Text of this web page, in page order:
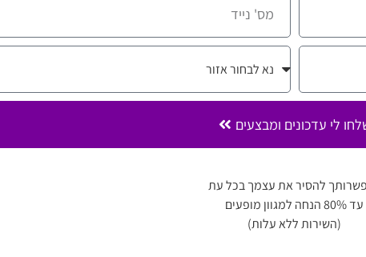
לי עדכונים ומבצעים
להסיר את עצמך בכל עת
עד 80% הנחה למגוון מופעים
(השירות ללא עלות)